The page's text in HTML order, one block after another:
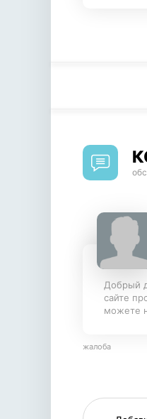
Добрый
сайте
можете
жалоба